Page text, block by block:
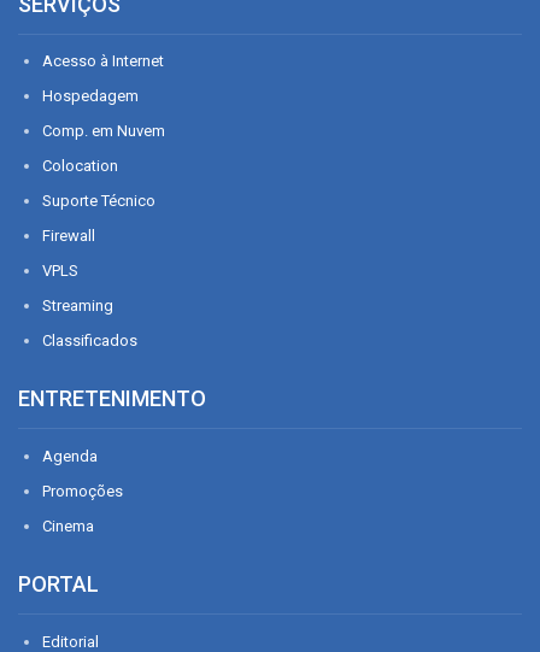
Acesso à Internet
Hospedagem
Comp. em Nuvem
Colocation
Suporte Técnico
Firewall
VPLS
Streaming
Classificados
ENTRETENIMENTO
Agenda
Promoções
Cinema
PORTAL
Editorial